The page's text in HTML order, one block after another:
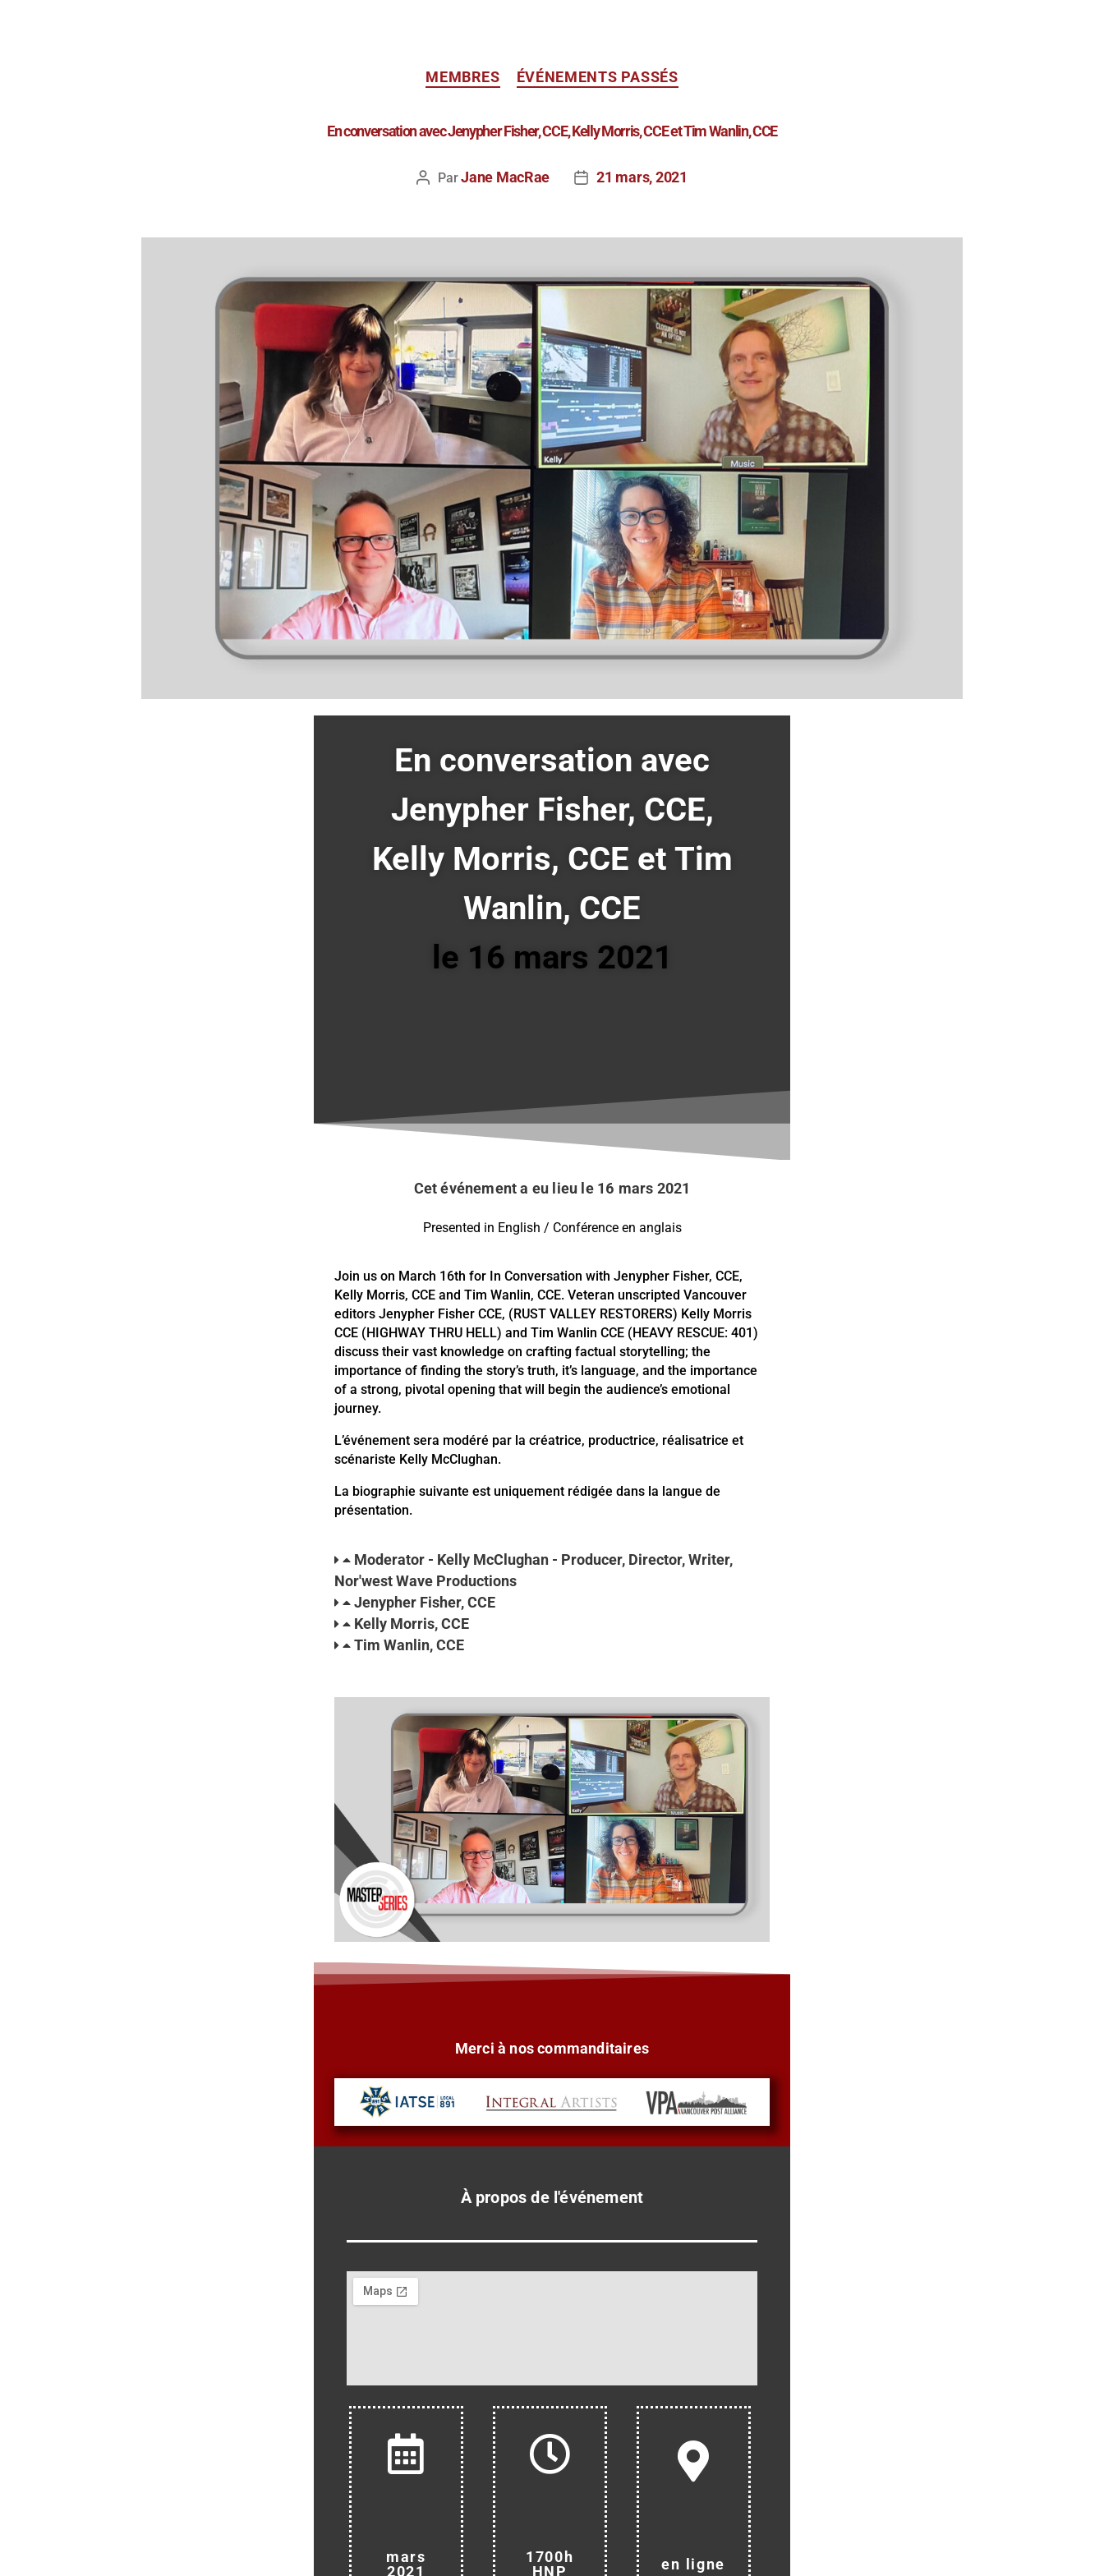
MEMBRES ÉVÉNEMENTS PASSÉS
En conversation avec Jenypher Fisher, CCE, Kelly Morris, CCE et Tim Wanlin, CCE
ParJane MacRae 21 mars, 2021
En conversation avec
Jenypher Fisher, CCE,
Kelly Morris, CCE et Tim
Wanlin, CCE
le 16 mars 2021
Cet événement a eu lieu le 16 mars 2021
Presented in English / Conférence en anglais
Join us on March 16th for In Conversation with Jenypher Fisher, CCE,
Kelly Morris, CCE and Tim Wanlin, CCE. Veteran unscripted Vancouver
editors Jenypher Fisher CCE, (RUST VALLEY RESTORERS) Kelly Morris
CCE (HIGHWAY THRU HELL) and Tim Wanlin CCE (HEAVY RESCUE: 401)
discuss their vast knowledge on crafting factual storytelling; the
importance of finding the story’s truth, it’s language, and the importance
of a strong, pivotal opening that will begin the audience’s emotional
journey.
L’événement sera modéré par la créatrice, productrice, réalisatrice et
scénariste Kelly McClughan.
La biographie suivante est uniquement rédigée dans la langue de
présentation.
Moderator - Kelly McClughan - Producer, Director, Writer,
Nor'west Wave Productions
Jenypher Fisher, CCE
Kelly Morris, CCE
Tim Wanlin, CCE
Merci à nos commanditaires
À propos de l'événement
mars
2021
1700h
HNP
en ligne